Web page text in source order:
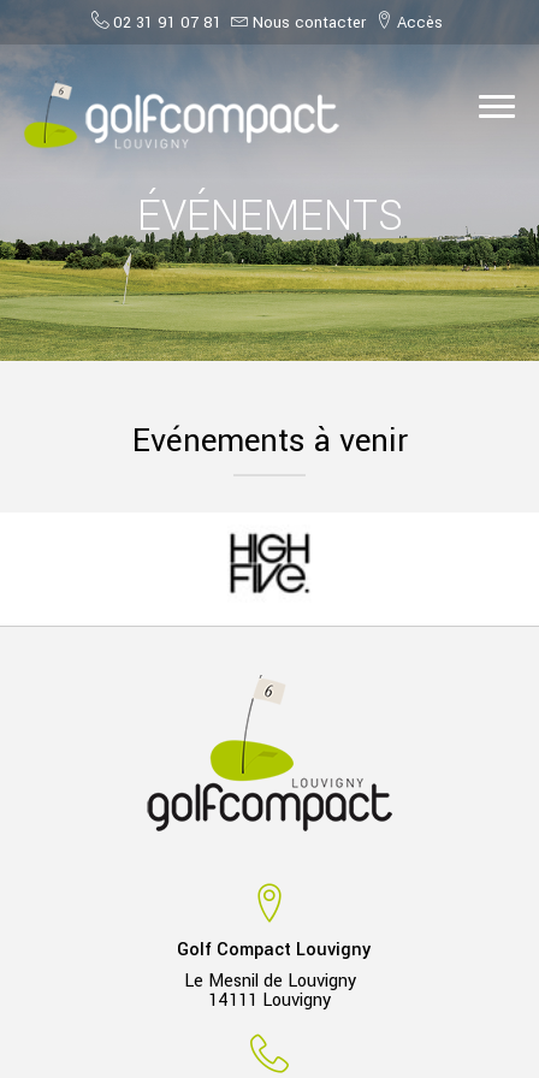
02 31 91 07 81 Nous contacter Accès
ÉVÉNEMENTS
Evénements à venir
Golf Compact Louvigny
Le Mesnil de Louvigny
14111 Louvigny